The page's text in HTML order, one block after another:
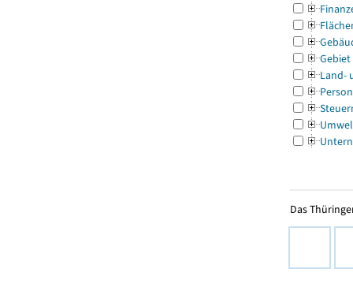
Gebiet
Land-
Das